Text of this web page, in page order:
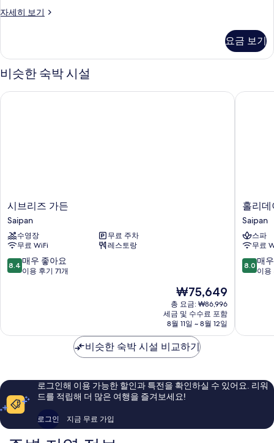
진
두
보
기
자세히 보기
스
룸
자
세
보
요금 보기
비슷한 숙박 시설
시
브
리
즈
가
든
Saipan
시브리즈 가든
Saipan
수영장
무료 주차
무료 WiFi
레스토랑
10
점
매
요,
용
후
8.4 매우 좋아요
이용 후기 71개
현
재
요
금
₩75,649
₩75,649
총 요금: ₩86,996
세금 및 수수료 포함
8월 11일 ~ 8월 12일
시브리즈 가든
홀
리
데
이
사
이
판
홀리
Saipan
스파
무료
10
점
매
요,
이
8.0 매
이용
홀리데
비슷한 숙박 시설 비교하기
로그인해 이용 가능한 할인과 특전을 확인하실 수 있어요. 리워
드를 적립해 더 많은 여행을 즐겨보세요!
로그인 지금 무료 가입